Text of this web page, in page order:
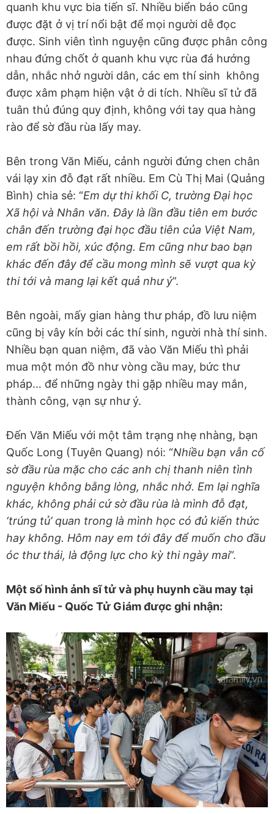
quanh khu vực bia tiến sĩ. Nhiều biển báo cũng
được đặt ở vị trí nổi bật để mọi người dễ đọc
được. Sinh viên tình nguyện cũng được phân công
nhau đứng chốt ở quanh khu vực rùa đá hướng
dẫn, nhắc nhở người dân, các em thí sinh không
được xâm phạm hiện vật ở di tích. Nhiều sĩ tử đã
tuân thủ đúng quy định, không với tay qua hàng
rào để sờ đầu rùa lấy may.
Bên trong Văn Miếu, cảnh người đứng chen chân
vái lạy xin đỗ đạt rất nhiều. Em Cù Thị Mai (Quảng
Bình) chia sẻ: “Em dự thi khối C, trường Đại học
Xã hội và Nhân văn. Đây là lần đầu tiên em bước
chân đến trường đại học đầu tiên của Việt Nam,
em rất bồi hồi, xúc động. Em cũng như bao bạn
khác đến đây để cầu mong mình sẽ vượt qua kỳ
thi tới và mang lại kết quả như ý”.
Bên ngoài, mấy gian hàng thư pháp, đồ lưu niệm
cũng bị vây kín bởi các thí sinh, người nhà thí sinh.
Nhiều bạn quan niệm, đã vào Văn Miếu thì phải
mua một món đồ như vòng cầu may, bức thư
pháp… để những ngày thi gặp nhiều may mắn,
thành công, vạn sự như ý.
Đến Văn Miếu với một tâm trạng nhẹ nhàng, bạn
Quốc Long (Tuyên Quang) nói: “Nhiều bạn vẫn cố
sờ đầu rùa mặc cho các anh chị thanh niên tình
nguyện không bằng lòng, nhắc nhở. Em lại nghĩa
khác, không phải cứ sờ đầu rùa là mình đỗ đạt,
‘trúng tủ’ quan trong là mình học có đủ kiến thức
hay không. Hôm nay em tới đây để muốn cho đầu
óc thư thái, là động lực cho kỳ thi ngày mai”.
Một số hình ảnh sĩ tử và phụ huynh cầu may tại
Văn Miếu - Quốc Tử Giám được ghi nhận: